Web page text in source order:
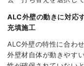
ALC外壁の動きに対応
充填施工
ALC外壁の特性に合わ
外壁材自体が動きやす